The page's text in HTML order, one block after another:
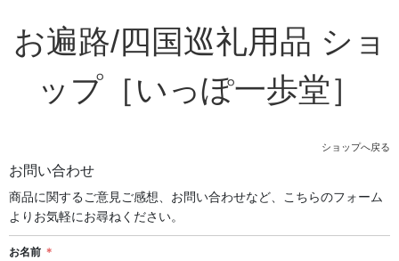
お遍路/四国巡礼用品 ショ
ップ［いっぽ一歩堂］
ショップへ戻る
お問い合わせ
商品に関するご意見ご感想、お問い合わせなど、こちらのフォーム
よりお気軽にお尋ねください。
お名前 ＊